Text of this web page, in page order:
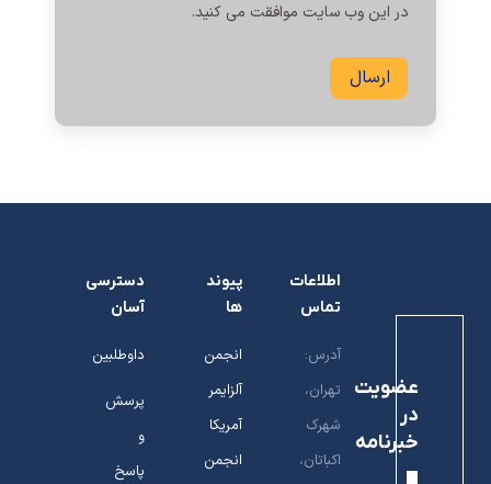
در این وب سایت موافقت می کنید.
ارسال
عضویت
در
خبرنامه
اطلاعات
تماس
آدرس:
تهران،
شهرک
اکباتان،
پیوند
ها
انجمن
آلزایمر
آمریکا
انجمن
دسترسی
آسان
داوطلبین
پرسش
و
پاسخ